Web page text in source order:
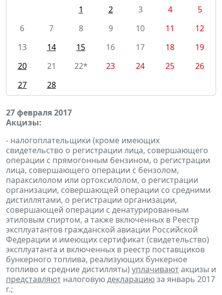
1
2 3 4
5
6
7 8 9 10 11
12
13
14 15 16 17 18
19
20
21 22* 23 24 25
26
27
28
27 февраля 2017
Акцизы:
- налогоплательщики (кроме имеющих
свидетельство о регистрации лица, совершающего
операции с прямогонным бензином, о регистрации
лица, совершающего операции с бензолом,
параксилолом или ортоксилолом, о регистрации
организации, совершающей операции со средними
дистиллятами, о регистрации организации,
совершающей операции с денатурированным
этиловым спиртом, а также включенных в Реестр
эксплуатантов гражданской авиации Российской
Федерации и имеющих сертификат (свидетельство)
эксплуатанта и включенных в реестр поставщиков
бункерного топлива, реализующих бункерное
топливо и средние дистилляты) уплачиваютакцизы и
представляют налоговуюдекларациюза январь 2017
г.;